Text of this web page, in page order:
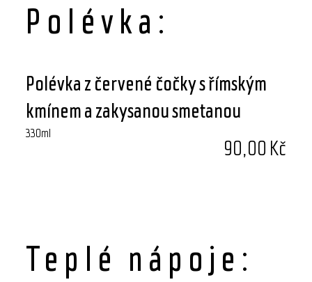
Polévka:
Polévka z červené čočky s římským
kmínem a zakysanou smetanou
90,00 Kč
330ml
Teplé nápoje: